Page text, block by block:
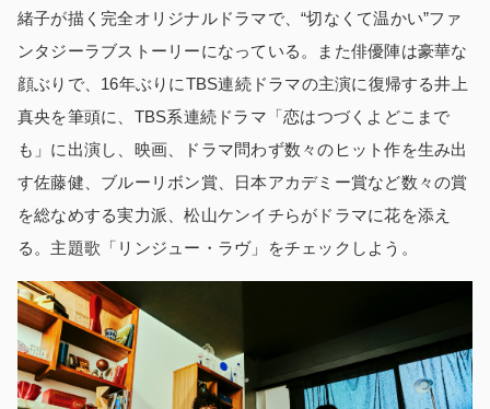
緒子が描く完全オリジナルドラマで、“切なくて温かい”ファ
ンタジーラブストーリーになっている。また俳優陣は豪華な
顔ぶりで、16年ぶりにTBS連続ドラマの主演に復帰する井上
真央を筆頭に、TBS系連続ドラマ「恋はつづくよどこまで
も」に出演し、映画、ドラマ問わず数々のヒット作を生み出
す佐藤健、ブルーリボン賞、日本アカデミー賞など数々の賞
を総なめする実力派、松山ケンイチらがドラマに花を添え
る。主題歌「リンジュー・ラヴ」をチェックしよう。